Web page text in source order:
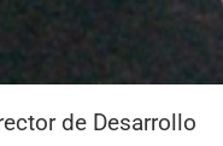
de Desarrollo